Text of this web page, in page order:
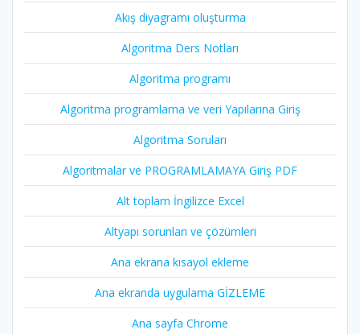
Akış diyagramı oluşturma
Algoritma Ders Notları
Algoritma programı
Algoritma programlama ve veri Yapılarına Giriş
Algoritma Soruları
Algoritmalar ve PROGRAMLAMAYA Giriş PDF
Alt toplam İngilizce Excel
Altyapı sorunları ve çözümleri
Ana ekrana kısayol ekleme
Ana ekranda uygulama GİZLEME
Ana sayfa Chrome